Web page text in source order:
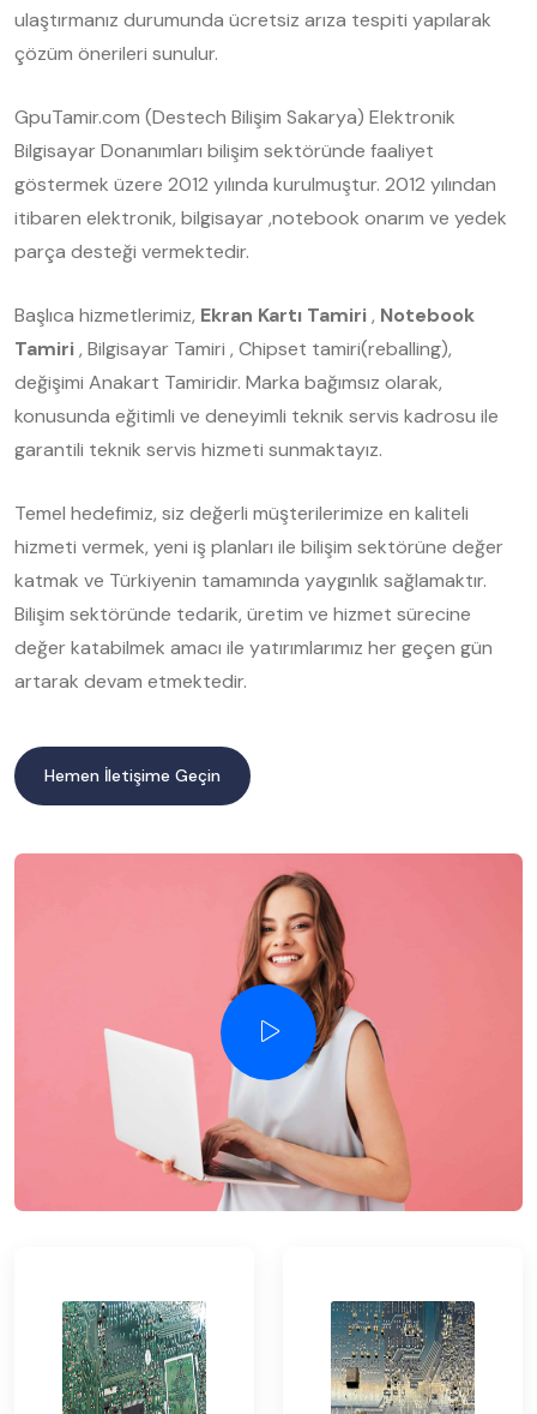
ulaştırmanız durumunda ücretsiz arıza tespiti yapılarak
çözüm önerileri sunulur.
GpuTamir.com (Destech Bilişim Sakarya) Elektronik
Bilgisayar Donanımları bilişim sektöründe faaliyet
göstermek üzere 2012 yılında kurulmuştur. 2012 yılından
itibaren elektronik, bilgisayar ,notebook onarım ve yedek
parça desteği vermektedir.
Başlıca hizmetlerimiz, Ekran Kartı Tamiri, Notebook
Tamiri, Bilgisayar Tamiri , Chipset tamiri(reballing),
değişimi Anakart Tamiridir. Marka bağımsız olarak,
konusunda eğitimli ve deneyimli teknik servis kadrosu ile
garantili teknik servis hizmeti sunmaktayız.
Temel hedefimiz, siz değerli müşterilerimize en kaliteli
hizmeti vermek, yeni iş planları ile bilişim sektörüne değer
katmak ve Türkiyenin tamamında yaygınlık sağlamaktır.
Bilişim sektöründe tedarik, üretim ve hizmet sürecine
değer katabilmek amacı ile yatırımlarımız her geçen gün
artarak devam etmektedir.
Hemen İletişime Geçin